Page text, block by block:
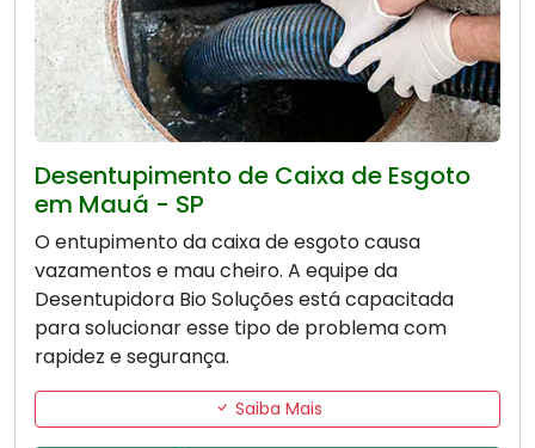
Desentupimento de Caixa de Esgoto
em Mauá - SP
O entupimento da caixa de esgoto causa
vazamentos e mau cheiro. A equipe da
Desentupidora Bio Soluções está capacitada
para solucionar esse tipo de problema com
rapidez e segurança.
Saiba Mais